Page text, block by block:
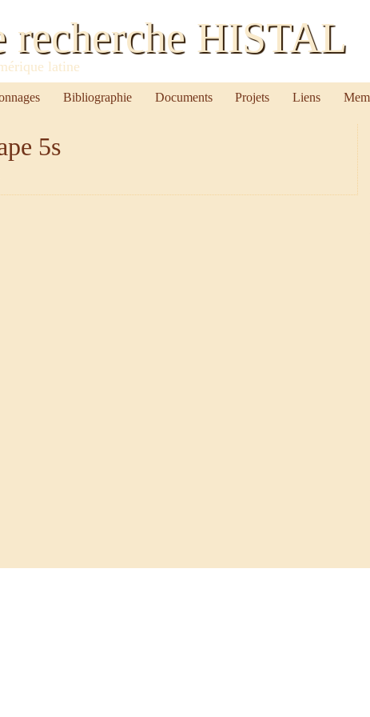
recherche HISTAL
latine
Bibliographie Documents Projets Liens
5s